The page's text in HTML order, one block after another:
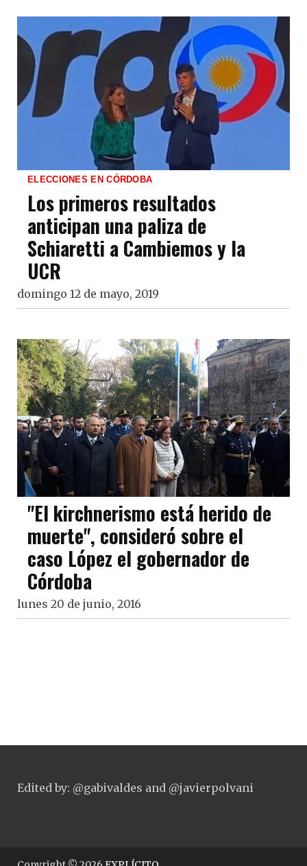
ELECCIONES EN CÓRDOBA
Los primeros resultados
anticipan una paliza de
Schiaretti a Cambiemos y la
UCR
domingo 12 de mayo, 2019
"El kirchnerismo está herido de
muerte", consideró sobre el
caso López el gobernador de
Córdoba
lunes 20 de junio, 2016
Edited by: @gabivaldes and @javierpolvani